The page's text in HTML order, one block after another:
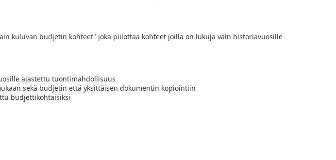
kuluvan budjetin kohteet" joka piilottaa kohteet joilla on lukuja vain historiavuosille
ajastettu tuontimahdollisuus
sekä budjetin että yksittäisen dokumentin kopiointiin
budjettikohtaisiksi